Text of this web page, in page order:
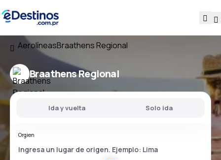
AerolíneasBraathens Regional
Braathens Regional
Ida y vuelta Solo ida
Orgien